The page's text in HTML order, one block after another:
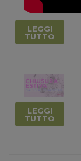
LEGGI
TUTTO
LEGGI
TUTTO